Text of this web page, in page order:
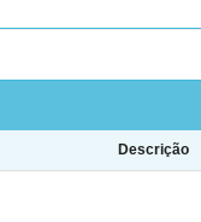
Descrição